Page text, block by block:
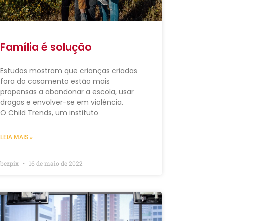
Família é solução
Estudos mostram que crianças criadas
fora do casamento estão mais
propensas a abandonar a escola, usar
drogas e envolver-se em violência.
O Child Trends, um instituto
LEIA MAIS »
bezpix 16 de maio de 2022